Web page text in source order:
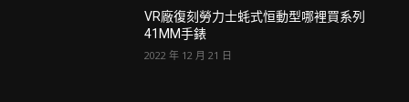
VR廠復刻勞力士蚝式恒動型哪裡買系列
41MM手錶
2022 年 12 月 21 日